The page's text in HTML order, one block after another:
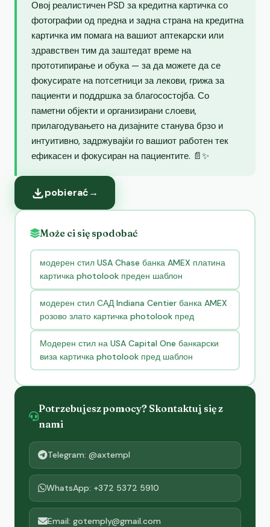
Овој реалистичен PSD за кредитна картичка со
фотографии од предна и задна страна на кредитна
картичка им помага на вашиот аптекарски или
здравствен тим да заштедат време на
прототипирање и обука — за да можете да се
фокусирате на потсетници за лекови, грижа за
пациенти и поддршка за благосостојба. Со
паметни објекти и организирани слоеви,
прилагодувањето на дизајните станува брзо и
интуитивно, задржувајќи го вашиот работен тек
ефикасен и фокусиран на пациентите. 📄✨
pobierać→
Może ci się spodobać
модерен стил USA Chase банка AMEX платина
картичка photolook преден шаблон
модерен стил САД Indiana Centier банка AMEX
розово злато картичка photolook пред
Модерен стил на USA Capital One банкарски
виза картичка photolook пред шаблон
Potrzebujesz pomocy? Skontaktuj się z
nami
Telegram: @axtempl
WhatsApp: +372 5372 5910
Email: gotemply@gmail.com